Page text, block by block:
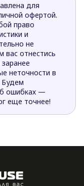
для
офертой.
право
и
не
вас отнестись
неточности в
Будем
ошибках —
еще точнее!